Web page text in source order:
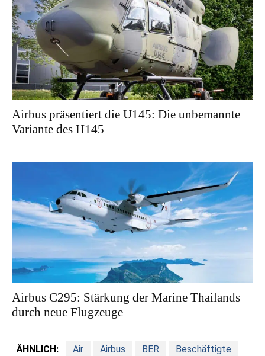
Airbus präsentiert die U145: Die unbemannte
Variante des H145
Airbus C295: Stärkung der Marine Thailands
durch neue Flugzeuge
ÄHNLICH: Air Airbus BER
Beschäftigte